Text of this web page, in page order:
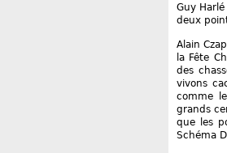
Guy
deux
Alain
la Fête
des
vivons
comme
grands
que les
Schéma